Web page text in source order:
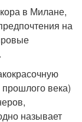
в Милане,
на
века)
называет